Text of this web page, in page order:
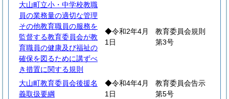
大山町立小・中学校教職
員の業務量の適切な管理
その他教育職員の服務を
監督する教育委員会が教
育職員の健康及び福祉の
確保を図るために講ずべ
き措置に関する規則
◆令和2年4月
1日
教育委員会規則
第3号
大山町教育委員会後援名
義取扱要綱
◆令和4年4月
1日
教育委員会告示
第5号